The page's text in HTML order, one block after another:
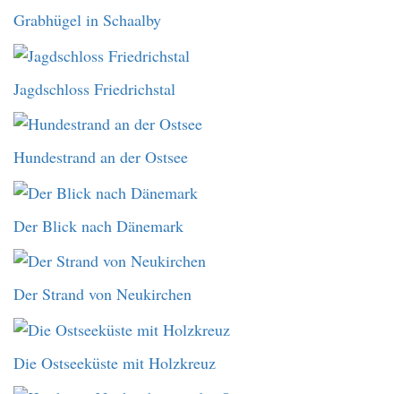
Grabhügel in Schaalby
Jagdschloss Friedrichstal
Hundestrand an der Ostsee
Der Blick nach Dänemark
Der Strand von Neukirchen
Die Ostseeküste mit Holzkreuz